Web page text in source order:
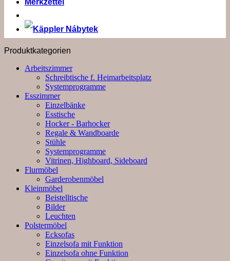
Produktkategorien
Arbeitszimmer
Schreibtische f. Heimarbeitsplatz
Systemprogramme
Esszimmer
Einzelbänke
Esstische
Hocker - Barhocker
Regale & Wandboarde
Stühle
Systemprogramme
Vitrinen, Highboard, Sideboard
Flurmöbel
Garderobenmöbel
Kleinmöbel
Beistelltische
Bilder
Leuchten
Polstermöbel
Ecksofas
Einzelsofa mit Funktion
Einzelsofa ohne Funktion